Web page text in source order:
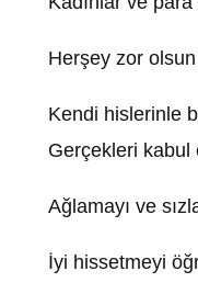
Herşey zor
Kendi hislerinle
Gerçekleri kabul
Ağlamayı ve
İyi hissetmeyi